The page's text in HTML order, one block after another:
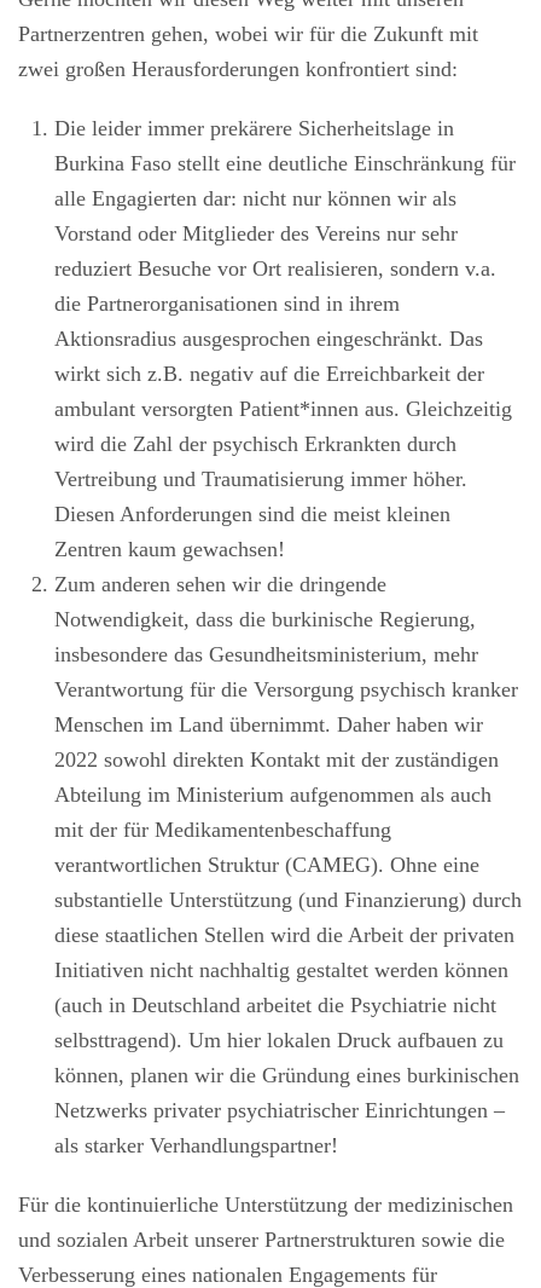
Partnerzentren gehen, wobei wir für die Zukunft mit
zwei großen Herausforderungen konfrontiert sind:
Die leider immer prekärere Sicherheitslage in
Burkina Faso stellt eine deutliche Einschränkung für
alle Engagierten dar: nicht nur können wir als
Vorstand oder Mitglieder des Vereins nur sehr
reduziert Besuche vor Ort realisieren, sondern v.a.
die Partnerorganisationen sind in ihrem
Aktionsradius ausgesprochen eingeschränkt. Das
wirkt sich z.B. negativ auf die Erreichbarkeit der
ambulant versorgten Patient*innen aus. Gleichzeitig
wird die Zahl der psychisch Erkrankten durch
Vertreibung und Traumatisierung immer höher.
Diesen Anforderungen sind die meist kleinen
Zentren kaum gewachsen!
Zum anderen sehen wir die dringende
Notwendigkeit, dass die burkinische Regierung,
insbesondere das Gesundheitsministerium, mehr
Verantwortung für die Versorgung psychisch kranker
Menschen im Land übernimmt. Daher haben wir
2022 sowohl direkten Kontakt mit der zuständigen
Abteilung im Ministerium aufgenommen als auch
mit der für Medikamentenbeschaffung
verantwortlichen Struktur (CAMEG). Ohne eine
substantielle Unterstützung (und Finanzierung) durch
diese staatlichen Stellen wird die Arbeit der privaten
Initiativen nicht nachhaltig gestaltet werden können
(auch in Deutschland arbeitet die Psychiatrie nicht
selbsttragend). Um hier lokalen Druck aufbauen zu
können, planen wir die Gründung eines burkinischen
Netzwerks privater psychiatrischer Einrichtungen –
als starker Verhandlungspartner!
Für die kontinuierliche Unterstützung der medizinischen
und sozialen Arbeit unserer Partnerstrukturen sowie die
Verbesserung eines nationalen Engagements für